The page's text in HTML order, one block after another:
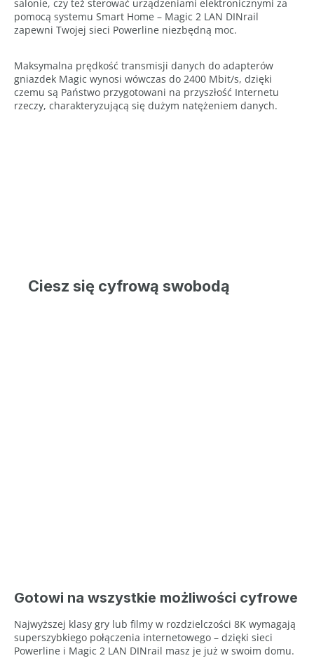
salonie, czy też sterować urządzeniami elektronicznymi za
pomocą systemu Smart Home – Magic 2 LAN DINrail
zapewni Twojej sieci Powerline niezbędną moc.
Maksymalna prędkość transmisji danych do adapterów
gniazdek Magic wynosi wówczas do 2400 Mbit/s, dzięki
czemu są Państwo przygotowani na przyszłość Internetu
rzeczy, charakteryzującą się dużym natężeniem danych.
Ciesz się cyfrową swobodą
Gotowi na wszystkie możliwości cyfrowe
Najwyższej klasy gry lub filmy w rozdzielczości 8K wymagają
superszybkiego połączenia internetowego – dzięki sieci
Powerline i Magic 2 LAN DINrail masz je już w swoim domu.